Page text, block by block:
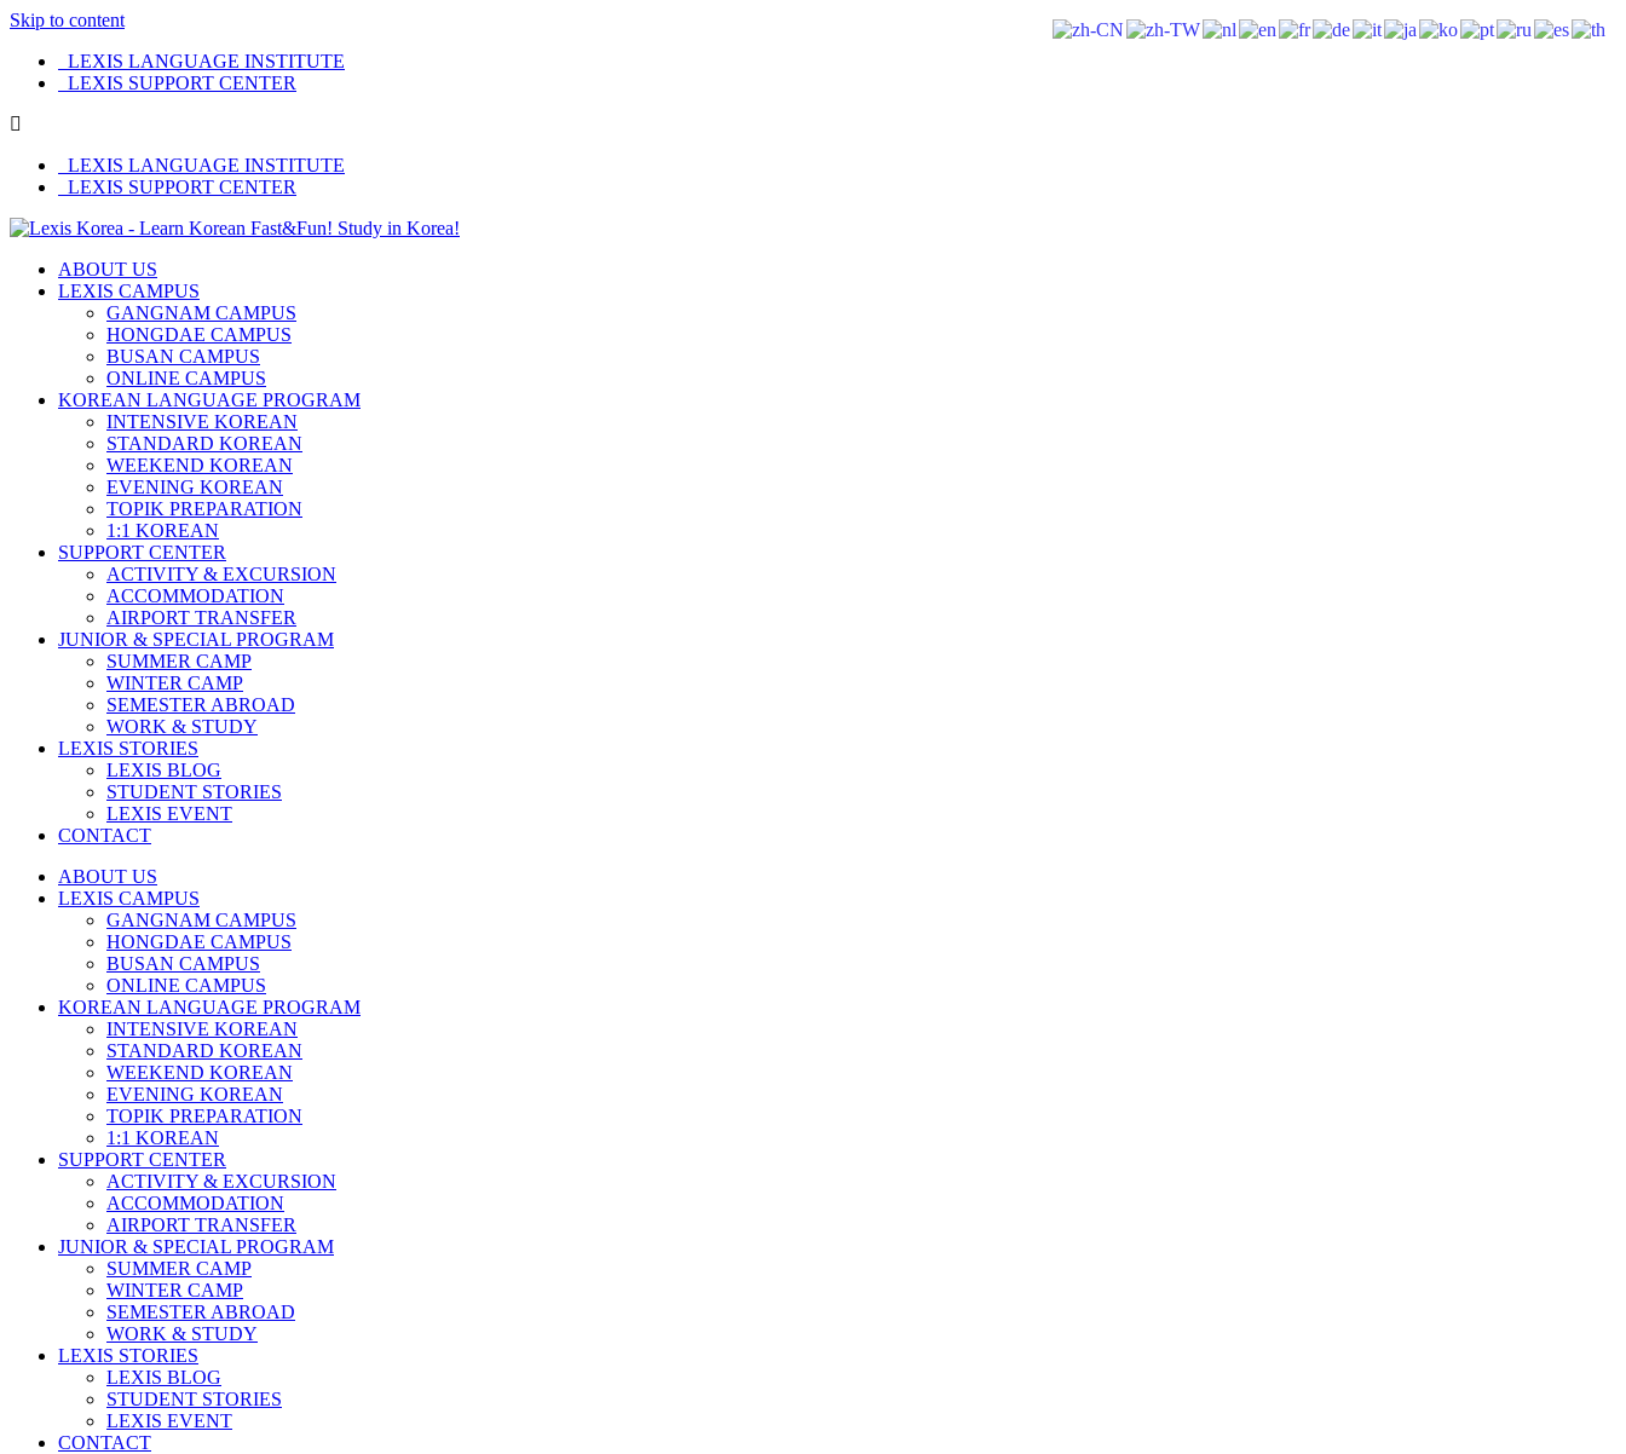
Skip to content
LEXIS LANGUAGE INSTITUTE
LEXIS SUPPORT CENTER
LEXIS LANGUAGE INSTITUTE
LEXIS SUPPORT CENTER
ABOUT US
LEXIS CAMPUS
GANGNAM CAMPUS
HONGDAE CAMPUS
BUSAN CAMPUS
ONLINE CAMPUS
KOREAN LANGUAGE PROGRAM
INTENSIVE KOREAN
STANDARD KOREAN
WEEKEND KOREAN
EVENING KOREAN
TOPIK PREPARATION
1:1 KOREAN
SUPPORT CENTER
ACTIVITY & EXCURSION
ACCOMMODATION
AIRPORT TRANSFER
JUNIOR & SPECIAL PROGRAM
SUMMER CAMP
WINTER CAMP
SEMESTER ABROAD
WORK & STUDY
LEXIS STORIES
LEXIS BLOG
STUDENT STORIES
LEXIS EVENT
CONTACT
ABOUT US
LEXIS CAMPUS
GANGNAM CAMPUS
HONGDAE CAMPUS
BUSAN CAMPUS
ONLINE CAMPUS
KOREAN LANGUAGE PROGRAM
INTENSIVE KOREAN
STANDARD KOREAN
WEEKEND KOREAN
EVENING KOREAN
TOPIK PREPARATION
1:1 KOREAN
SUPPORT CENTER
ACTIVITY & EXCURSION
ACCOMMODATION
AIRPORT TRANSFER
JUNIOR & SPECIAL PROGRAM
SUMMER CAMP
WINTER CAMP
SEMESTER ABROAD
WORK & STUDY
LEXIS STORIES
LEXIS BLOG
STUDENT STORIES
LEXIS EVENT
CONTACT